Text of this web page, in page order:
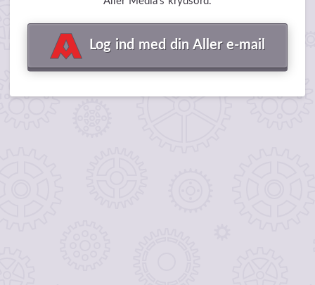
Log ind med din Aller e-mail